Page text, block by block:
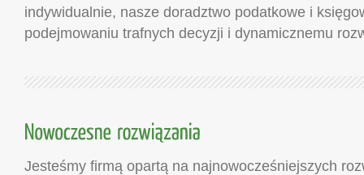
indywidualnie, nasze doradztwo podatkowe i
podejmowaniu trafnych decyzji i dynamicznemu
Jesteśmy firmą opartą na najnowocześniejszych